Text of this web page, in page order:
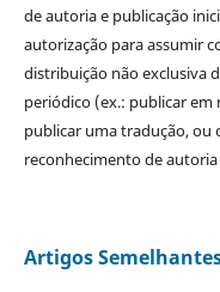
de autoria e publicação
autorização para assumir
distribuição não exclusiva
periódico (ex.: publicar
publicar uma tradução, ou
reconhecimento de
Artigos